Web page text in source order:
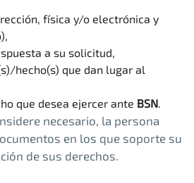
física y/o electrónica y
a su solicitud,
hecho(s) que dan lugar al
que desea ejercer ante BSN.
necesario, la persona
en los que soporte su
de sus derechos.